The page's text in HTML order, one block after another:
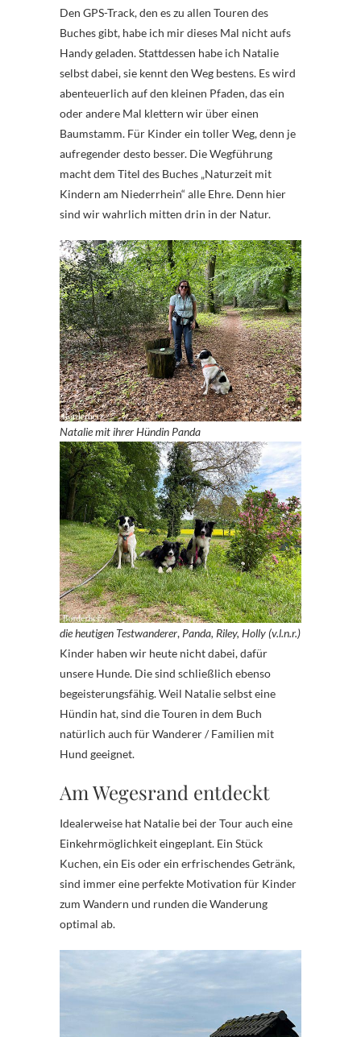
Den GPS-Track, den es zu allen Touren des
Buches gibt, habe ich mir dieses Mal nicht aufs
Handy geladen. Stattdessen habe ich Natalie
selbst dabei, sie kennt den Weg bestens. Es wird
abenteuerlich auf den kleinen Pfaden, das ein
oder andere Mal klettern wir über einen
Baumstamm. Für Kinder ein toller Weg, denn je
aufregender desto besser. Die Wegführung
macht dem Titel des Buches „Naturzeit mit
Kindern am Niederrhein“ alle Ehre. Denn hier
sind wir wahrlich mitten drin in der Natur.
Natalie mit ihrer Hündin Panda
die heutigen Testwanderer, Panda, Riley, Holly (v.l.n.r.)
Kinder haben wir heute nicht dabei, dafür
unsere Hunde. Die sind schließlich ebenso
begeisterungsfähig. Weil Natalie selbst eine
Hündin hat, sind die Touren in dem Buch
natürlich auch für Wanderer / Familien mit
Hund geeignet.
Am Wegesrand entdeckt
Idealerweise hat Natalie bei der Tour auch eine
Einkehrmöglichkeit eingeplant. Ein Stück
Kuchen, ein Eis oder ein erfrischendes Getränk,
sind immer eine perfekte Motivation für Kinder
zum Wandern und runden die Wanderung
optimal ab.